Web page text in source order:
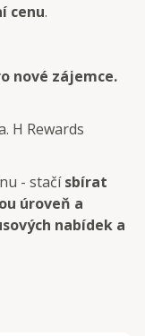
cenu.
nové zájemce.
H Rewards
- stačísbírat
úroveň a
nabídek a